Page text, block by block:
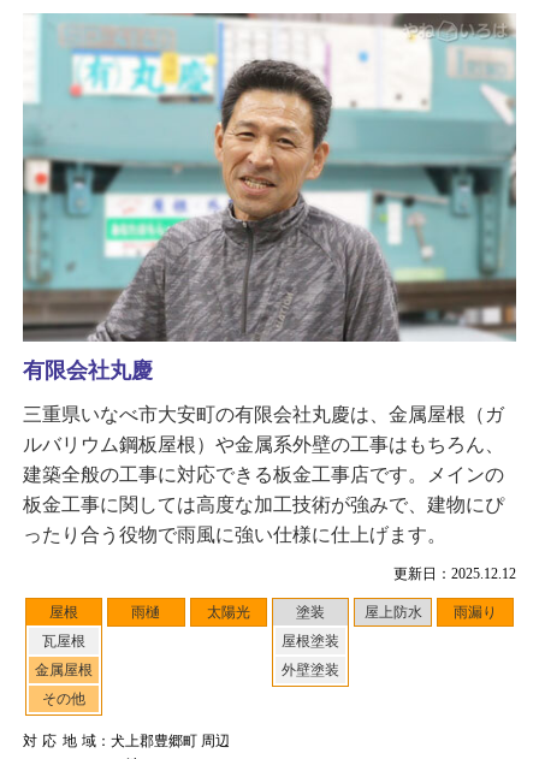
更新日：2025.12.12
屋根
瓦屋根
金属屋根
その他
雨樋 太陽光
塗装
屋根塗装
外壁塗装
屋上防水 雨漏り
対応地域：犬上郡豊郷町 周辺
有限会社丸慶
三重県いなべ市大安町の有限会社丸慶は、金属屋根（ガ
ルバリウム鋼板屋根）や金属系外壁の工事はもちろん、
建築全般の工事に対応できる板金工事店です。メインの
板金工事に関しては高度な加工技術が強みで、建物にぴ
ったり合う役物で雨風に強い仕様に仕上げます。